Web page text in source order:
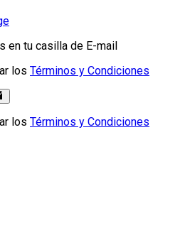
en tu casilla de E-mail
los Términos y Condiciones
los Términos y Condiciones